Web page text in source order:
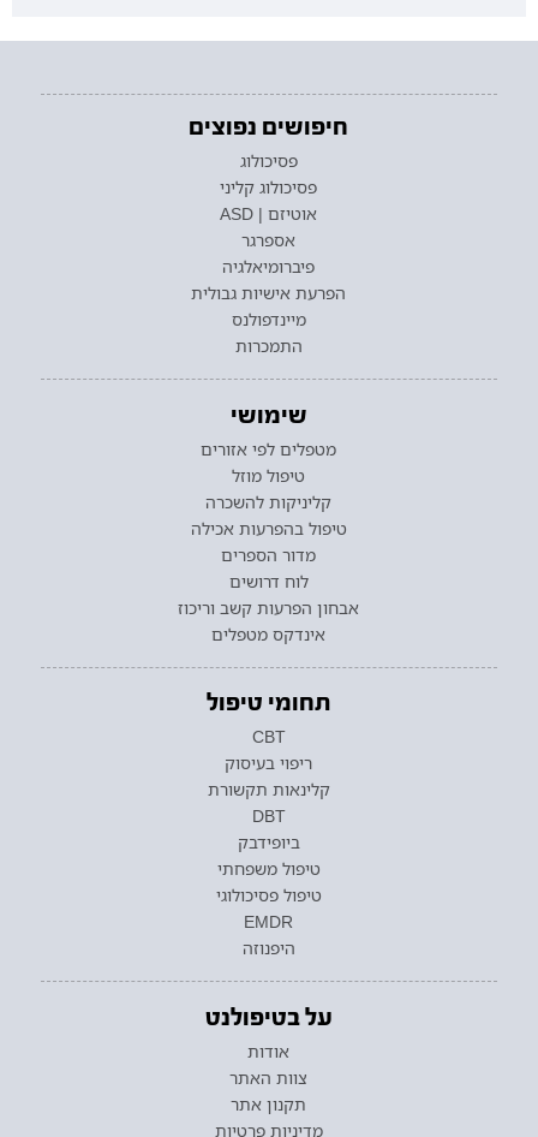
חיפושים נפוצים
פסיכולוג
פסיכולוג קליני
אוטיזם | ASD
אספרגר
פיברומיאלגיה
הפרעת אישיות גבולית
מיינדפולנס
התמכרות
שימושי
מטפלים לפי אזורים
טיפול מוזל
קליניקות להשכרה
טיפול בהפרעות אכילה
מדור הספרים
לוח דרושים
אבחון הפרעות קשב וריכוז
אינדקס מטפלים
תחומי טיפול
CBT
ריפוי בעיסוק
קלינאות תקשורת
DBT
ביופידבק
טיפול משפחתי
טיפול פסיכולוגי
EMDR
היפנוזה
על בטיפולנט
אודות
צוות האתר
תקנון אתר
מדיניות פרטיות